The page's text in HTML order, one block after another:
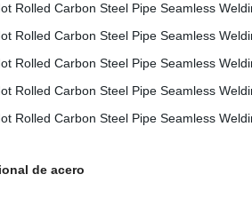
de acero